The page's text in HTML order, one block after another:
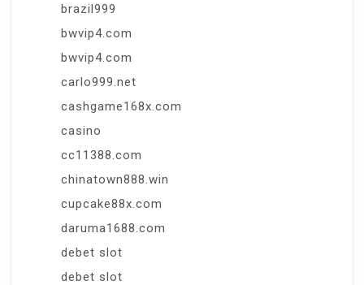
brazil999
bwvip4.com
bwvip4.com
carlo999.net
cashgame168x.com
casino
cc11388.com
chinatown888.win
cupcake88x.com
daruma1688.com
debet slot
debet slot